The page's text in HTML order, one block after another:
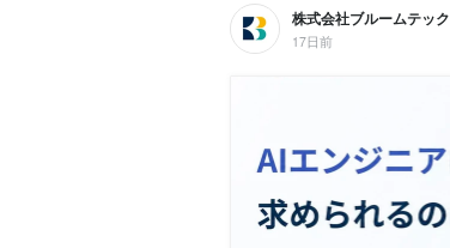
株式会社ブルームテック
17日前